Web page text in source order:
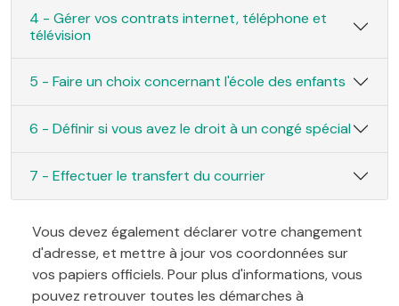
4 - Gérer vos contrats internet, téléphone et
télévision
5 - Faire un choix concernant l'école des enfants
6 - Définir si vous avez le droit à un congé spécial
7 - Effectuer le transfert du courrier
Vous devez également déclarer votre changement
d'adresse, et mettre à jour vos coordonnées sur
vos papiers officiels. Pour plus d'informations, vous
pouvez retrouver toutes les démarches à